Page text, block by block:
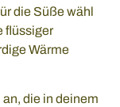
die Süße wähl
flüssiger
Wärme
die in deinem